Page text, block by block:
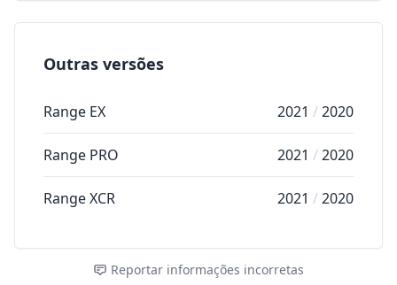
Outras versões
Range EX 2021 /2020
Range PRO 2021 /2020
Range XCR 2021 /2020
Reportar informações incorretas